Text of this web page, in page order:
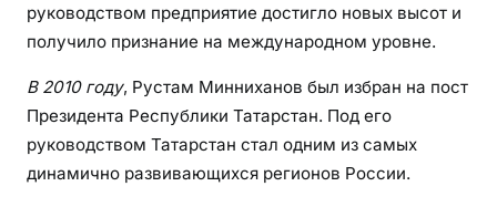
руководством предприятие достигло новых высот и
получило признание на международном уровне.
В 2010 году, Рустам Минниханов был избран на пост
Президента Республики Татарстан. Под его
руководством Татарстан стал одним из самых
динамично развивающихся регионов России.